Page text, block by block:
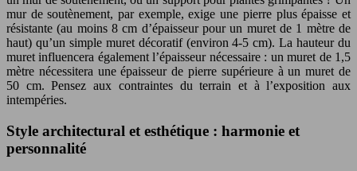
mur de soutènement, par exemple, exige une pierre plus épaisse et
résistante (au moins 8 cm d’épaisseur pour un muret de 1 mètre de
haut) qu’un simple muret décoratif (environ 4-5 cm). La hauteur du
muret influencera également l’épaisseur nécessaire : un muret de 1,5
mètre nécessitera une épaisseur de pierre supérieure à un muret de
50 cm. Pensez aux contraintes du terrain et à l’exposition aux
intempéries.
Style architectural et esthétique : harmonie et
personnalité